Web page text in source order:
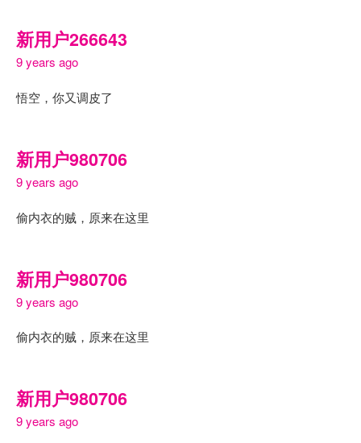
新用户266643
9 years ago
悟空，你又调皮了
新用户980706
9 years ago
偷内衣的贼，原来在这里
新用户980706
9 years ago
偷内衣的贼，原来在这里
新用户980706
9 years ago